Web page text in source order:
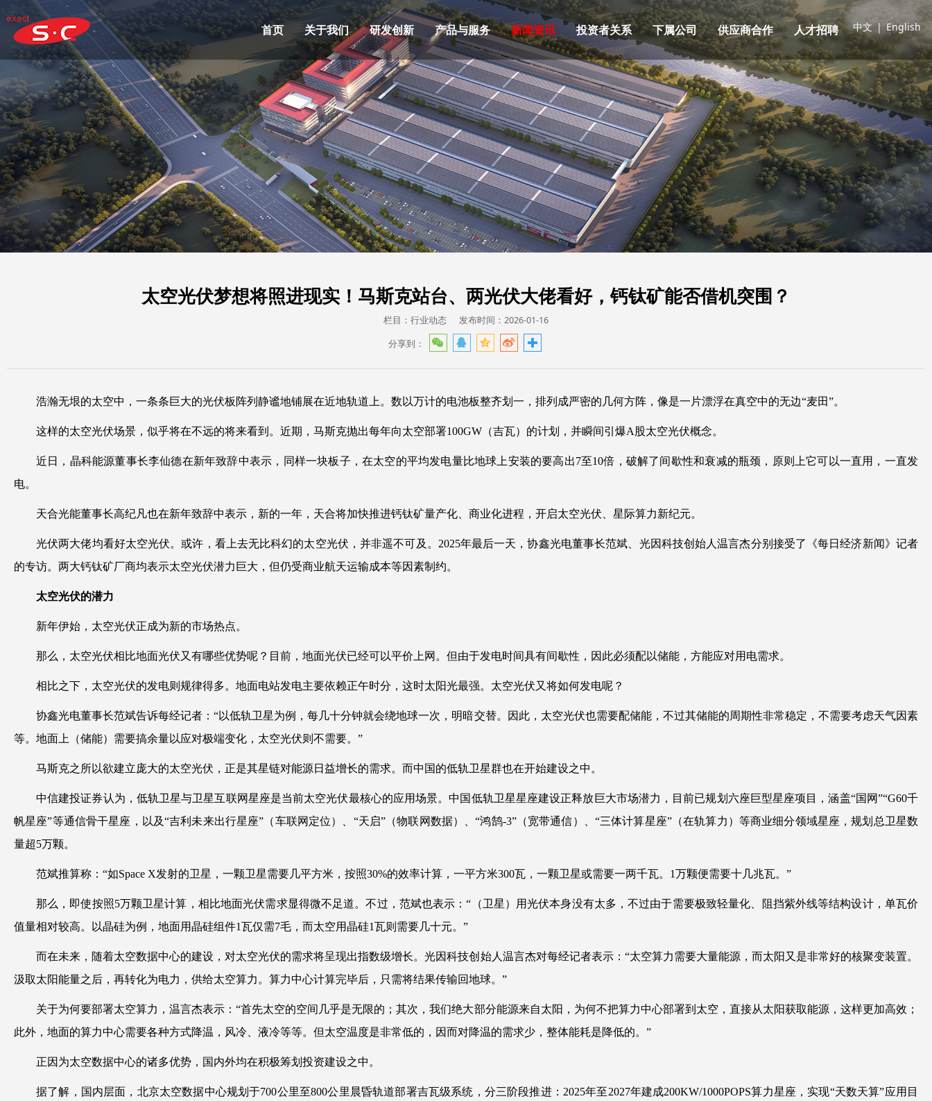
中文 | English
首页 关于我们 研发创新 产品与服务 新闻资讯 投资者关系 下属公司 供应商合作 人才招聘
太空光伏梦想将照进现实！马斯克站台、两光伏大佬看好，钙钛矿能否借机突围？
栏目：行业动态 发布时间：2026-01-16
分享到：
浩瀚无垠的太空中，一条条巨大的光伏板阵列静谧地铺展在近地轨道上。数以万计的电池板整齐划一，排列成严密的几何方阵，像是一片漂浮在真空中的无边“麦田”。
这样的太空光伏场景，似乎将在不远的将来看到。近期，马斯克抛出每年向太空部署100GW（吉瓦）的计划，并瞬间引爆A股太空光伏概念。
近日，晶科能源董事长李仙德在新年致辞中表示，同样一块板子，在太空的平均发电量比地球上安装的要高出7至10倍，破解了间歇性和衰减的瓶颈，原则上它可以一直用，一直发
电。
天合光能董事长高纪凡也在新年致辞中表示，新的一年，天合将加快推进钙钛矿量产化、商业化进程，开启太空光伏、星际算力新纪元。
光伏两大佬均看好太空光伏。或许，看上去无比科幻的太空光伏，并非遥不可及。2025年最后一天，协鑫光电董事长范斌、光因科技创始人温言杰分别接受了《每日经济新闻》记者
的专访。两大钙钛矿厂商均表示太空光伏潜力巨大，但仍受商业航天运输成本等因素制约。
太空光伏的潜力
新年伊始，太空光伏正成为新的市场热点。
那么，太空光伏相比地面光伏又有哪些优势呢？目前，地面光伏已经可以平价上网。但由于发电时间具有间歇性，因此必须配以储能，方能应对用电需求。
相比之下，太空光伏的发电则规律得多。地面电站发电主要依赖正午时分，这时太阳光最强。太空光伏又将如何发电呢？
协鑫光电董事长范斌告诉每经记者：“以低轨卫星为例，每几十分钟就会绕地球一次，明暗交替。因此，太空光伏也需要配储能，不过其储能的周期性非常稳定，不需要考虑天气因素
等。地面上（储能）需要搞余量以应对极端变化，太空光伏则不需要。”
马斯克之所以欲建立庞大的太空光伏，正是其星链对能源日益增长的需求。而中国的低轨卫星群也在开始建设之中。
中信建投证券认为，低轨卫星与卫星互联网星座是当前太空光伏最核心的应用场景。中国低轨卫星星座建设正释放巨大市场潜力，目前已规划六座巨型星座项目，涵盖“国网”“G60千
帆星座”等通信骨干星座，以及“吉利未来出行星座”（车联网定位）、“天启”（物联网数据）、“鸿鹄-3”（宽带通信）、“三体计算星座”（在轨算力）等商业细分领域星座，规划总卫星数
量超5万颗。
范斌推算称：“如Space X发射的卫星，一颗卫星需要几平方米，按照30%的效率计算，一平方米300瓦，一颗卫星或需要一两千瓦。1万颗便需要十几兆瓦。”
那么，即使按照5万颗卫星计算，相比地面光伏需求显得微不足道。不过，范斌也表示：“（卫星）用光伏本身没有太多，不过由于需要极致轻量化、阻挡紫外线等结构设计，单瓦价
值量相对较高。以晶硅为例，地面用晶硅组件1瓦仅需7毛，而太空用晶硅1瓦则需要几十元。”
而在未来，随着太空数据中心的建设，对太空光伏的需求将呈现出指数级增长。光因科技创始人温言杰对每经记者表示：“太空算力需要大量能源，而太阳又是非常好的核聚变装置。
汲取太阳能量之后，再转化为电力，供给太空算力。算力中心计算完毕后，只需将结果传输回地球。”
关于为何要部署太空算力，温言杰表示：“首先太空的空间几乎是无限的；其次，我们绝大部分能源来自太阳，为何不把算力中心部署到太空，直接从太阳获取能源，这样更加高效；
此外，地面的算力中心需要各种方式降温，风冷、液冷等等。但太空温度是非常低的，因而对降温的需求少，整体能耗是降低的。”
正因为太空数据中心的诸多优势，国内外均在积极筹划投资建设之中。
据了解，国内层面，北京太空数据中心规划于700公里至800公里晨昏轨道部署吉瓦级系统，分三阶段推进：2025年至2027年建成200KW/1000POPS算力星座，实现“天数天算”应用目